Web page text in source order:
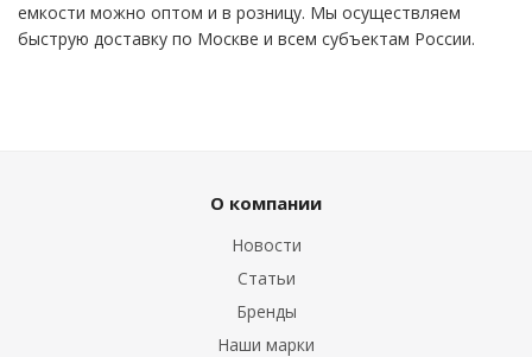
емкости можно оптом и в розницу. Мы осуществляем
быструю доставку по Москве и всем субъектам России.
О компании
Новости
Статьи
Бренды
Наши марки